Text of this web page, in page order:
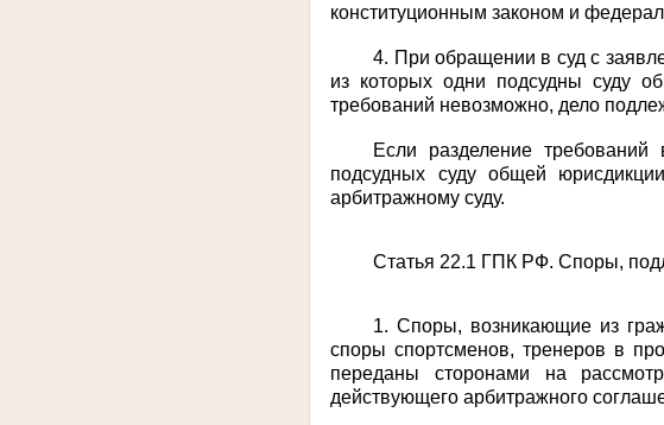
конституционнымзаконом и
4. При обращении в суд с
из которых одни подсудны суду
требований невозможно, дело
Если разделение
подсудных суду общей
арбитражному суду.
Статья 22.1 ГПК РФ. Споры,
1. Споры, возникающие из
споры спортсменов, тренеров в
переданы сторонами на
действующего арбитражного